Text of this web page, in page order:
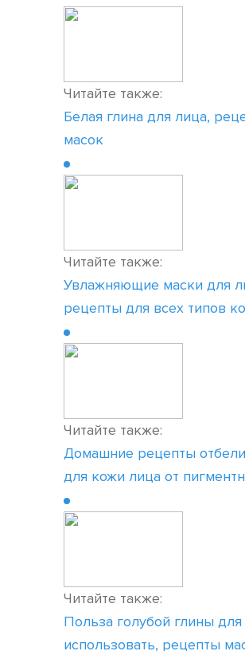
Читайте также:
Белая глина для лица,
масок
Читайте также:
Увлажняющие маски для
рецепты для всех типов
Читайте также:
Домашние рецепты
для кожи лица от
Читайте также:
Польза голубой глины
использовать, рецепты